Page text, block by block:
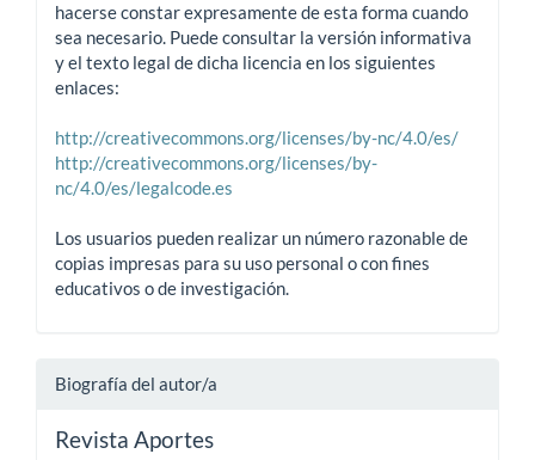
hacerse constar expresamente de esta forma cuando
sea necesario. Puede consultar la versión informativa
y el texto legal de dicha licencia en los siguientes
enlaces:
http://creativecommons.org/licenses/by-nc/4.0/es/
http://creativecommons.org/licenses/by-
nc/4.0/es/legalcode.es
Los usuarios pueden realizar un número razonable de
copias impresas para su uso personal o con fines
educativos o de investigación.
Biografía del autor/a
Revista Aportes